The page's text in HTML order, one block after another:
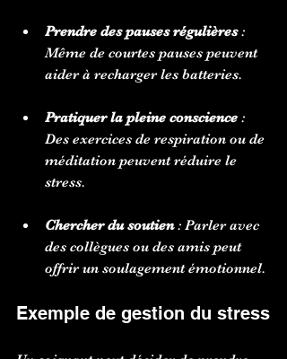
Prendre des pauses régulières :
Même de courtes pauses peuvent
aider à recharger les batteries.
Pratiquer la pleine conscience :
Des exercices de respiration ou de
méditation peuvent réduire le
stress.
Chercher du soutien : Parler avec
des collègues ou des amis peut
offrir un soulagement émotionnel.
Exemple de gestion du stress